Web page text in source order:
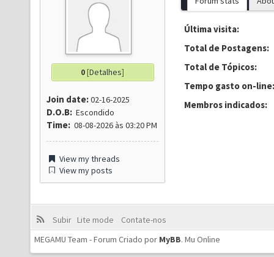
0[Detalhes]
Join date:02-16-2025
D.O.B: Escondido
Time: 08-08-2026 às 03:20 PM
View my threads
View my posts
Última visita:
Total de Postagens:
Total de Tópicos:
Tempo gasto on-line:
Membros indicados:
Subir Lite mode
Contate-nos
MEGAMU Team - Forum Criado por MyBB. Mu Online